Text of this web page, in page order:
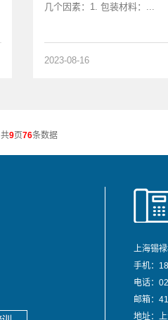
几个因素：1. 包装材料：...
2023-08-16
共9页76条数据
上海锡
手机：
电话：
邮箱：
地址：